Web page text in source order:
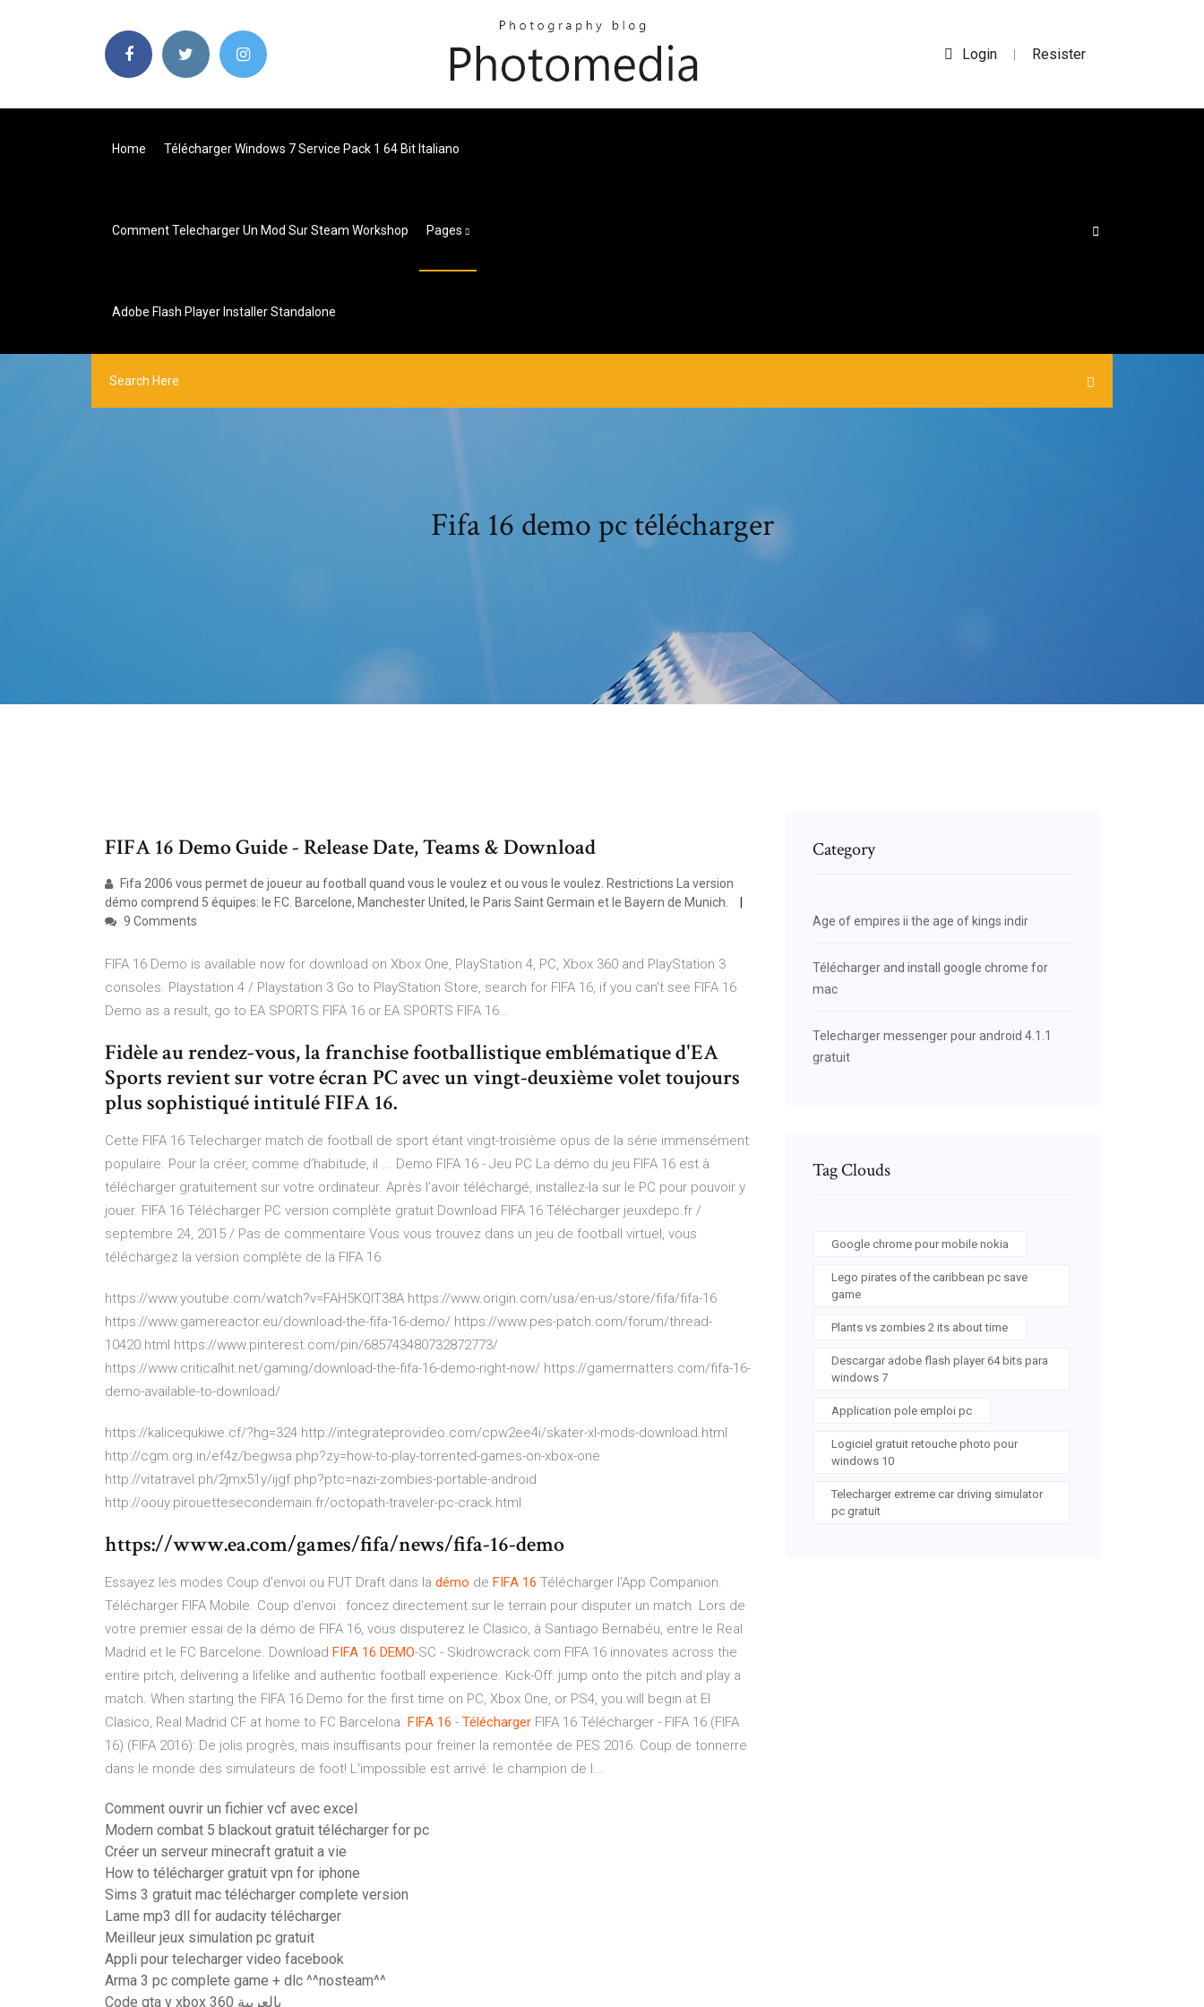
Login | Resister
Home Télécharger Windows 7 Service Pack 1 64 Bit Italiano
Comment Telecharger Un Mod Sur Steam Workshop Pages
Adobe Flash Player Installer Standalone
Fifa 16 demo pc télécharger
FIFA 16 Demo Guide - Release Date, Teams & Download
Fifa 2006 vous permet de joueur au football quand vous le voulez et ou vous le voulez. Restrictions La version
démo comprend 5 équipes: le F.C. Barcelone, Manchester United, le Paris Saint Germain et le Bayern de Munich.
9 Comments
FIFA 16 Demo is available now for download on Xbox One, PlayStation 4, PC, Xbox 360 and PlayStation 3
consoles. Playstation 4 / Playstation 3 Go to PlayStation Store, search for FIFA 16, if you can't see FIFA 16
Demo as a result, go to EA SPORTS FIFA 16 or EA SPORTS FIFA 16...
Fidèle au rendez-vous, la franchise footballistique emblématique d'EA
Sports revient sur votre écran PC avec un vingt-deuxième volet toujours
plus sophistiqué intitulé FIFA 16.
Cette FIFA 16 Telecharger match de football de sport étant vingt-troisième opus de la série immensément
populaire. Pour la créer, comme d’habitude, il ... Demo FIFA 16 - Jeu PC La démo du jeu FIFA 16 est à
télécharger gratuitement sur votre ordinateur. Après l'avoir téléchargé, installez-la sur le PC pour pouvoir y
jouer. FIFA 16 Télécharger PC version complète gratuit Download FIFA 16 Télécharger jeuxdepc.fr /
septembre 24, 2015 / Pas de commentaire Vous vous trouvez dans un jeu de football virtuel, vous
téléchargez la version complète de la FIFA 16.
https://www.youtube.com/watch?v=FAH5KQlT38A https://www.origin.com/usa/en-us/store/fifa/fifa-16
https://www.gamereactor.eu/download-the-fifa-16-demo/ https://www.pes-patch.com/forum/thread-
10420.html https://www.pinterest.com/pin/685743480732872773/
https://www.criticalhit.net/gaming/download-the-fifa-16-demo-right-now/ https://gamermatters.com/fifa-16-
demo-available-to-download/
https://kalicequkiwe.cf/?hg=324 http://integrateprovideo.com/cpw2ee4i/skater-xl-mods-download.html
http://cgm.org.in/ef4z/begwsa.php?zy=how-to-play-torrented-games-on-xbox-one
http://vitatravel.ph/2jmx51y/ijgf.php?ptc=nazi-zombies-portable-android
http://oouy.pirouettesecondemain.fr/octopath-traveler-pc-crack.html
https://www.ea.com/games/fifa/news/fifa-16-demo
Essayez les modes Coup d'envoi ou FUT Draft dans la démo de FIFA 16 Télécharger l'App Companion.
Télécharger FIFA Mobile. Coup d'envoi : foncez directement sur le terrain pour disputer un match. Lors de
votre premier essai de la démo de FIFA 16, vous disputerez le Clasico, à Santiago Bernabéu, entre le Real
Madrid et le FC Barcelone. Download FIFA 16 DEMO-SC - Skidrowcrack.com FIFA 16 innovates across the
entire pitch, delivering a lifelike and authentic football experience. Kick-Off: jump onto the pitch and play a
match. When starting the FIFA 16 Demo for the first time on PC, Xbox One, or PS4, you will begin at El
Clasico, Real Madrid CF at home to FC Barcelona. FIFA 16 - Télécharger FIFA 16 Télécharger - FIFA 16 (FIFA
16) (FIFA 2016): De jolis progrès, mais insuffisants pour freiner la remontée de PES 2016. Coup de tonnerre
dans le monde des simulateurs de foot! L'impossible est arrivé: le champion de l...
Comment ouvrir un fichier vcf avec excel
Modern combat 5 blackout gratuit télécharger for pc
Créer un serveur minecraft gratuit a vie
How to télécharger gratuit vpn for iphone
Sims 3 gratuit mac télécharger complete version
Lame mp3 dll for audacity télécharger
Meilleur jeux simulation pc gratuit
Appli pour telecharger video facebook
Arma 3 pc complete game + dlc ^^nosteam^^
Code gta v xbox 360 بالعربية
Category
Age of empires ii the age of kings indir
Télécharger and install google chrome for
mac
Telecharger messenger pour android 4.1.1
gratuit
Tag Clouds
Google chrome pour mobile nokia
Lego pirates of the caribbean pc save
game
Plants vs zombies 2 its about time
Descargar adobe flash player 64 bits para
windows 7
Application pole emploi pc
Logiciel gratuit retouche photo pour
windows 10
Telecharger extreme car driving simulator
pc gratuit